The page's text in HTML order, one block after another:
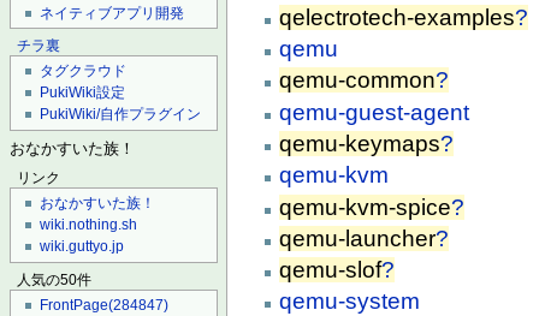
ネイティブアプリ開発
チラ裏
タグクラウド
PukiWiki設定
PukiWiki/自作プラグイン
おなかすいた族！
リンク
おなかすいた族！
wiki.nothing.sh
wiki.guttyo.jp
人気の50件
FrontPage(284847)
qelectrotech-examples?
qemu
qemu-common?
qemu-guest-agent
qemu-keymaps?
qemu-kvm
qemu-kvm-spice?
qemu-launcher?
qemu-slof?
qemu-system